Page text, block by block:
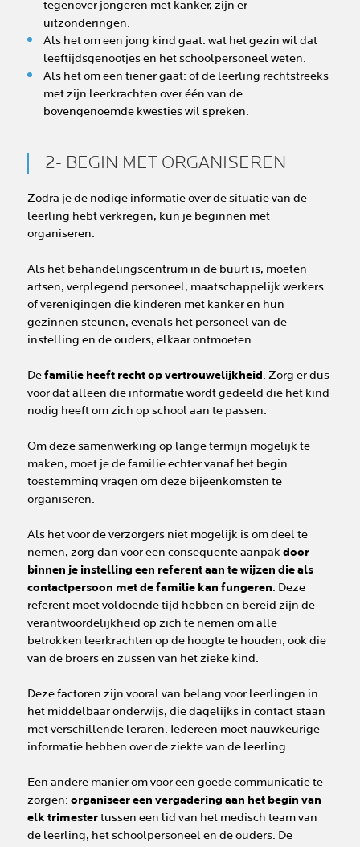
tegenover jongeren met kanker, zijn er
uitzonderingen.
Als het om een jong kind gaat: wat het gezin wil dat
leeftijdsgenootjes en het schoolpersoneel weten.
Als het om een tiener gaat: of de leerling rechtstreeks
met zijn leerkrachten over één van de
bovengenoemde kwesties wil spreken.
2- BEGIN MET ORGANISEREN
Zodra je de nodige informatie over de situatie van de
leerling hebt verkregen, kun je beginnen met
organiseren.
Als het behandelingscentrum in de buurt is, moeten
artsen, verplegend personeel, maatschappelijk werkers
of verenigingen die kinderen met kanker en hun
gezinnen steunen, evenals het personeel van de
instelling en de ouders, elkaar ontmoeten.
Defamilie heeft recht op vertrouwelijkheid. Zorg er dus
voor dat alleen die informatie wordt gedeeld die het kind
nodig heeft om zich op school aan te passen.
Om deze samenwerking op lange termijn mogelijk te
maken, moet je de familie echter vanaf het begin
toestemming vragen om deze bijeenkomsten te
organiseren.
Als het voor de verzorgers niet mogelijk is om deel te
nemen, zorg dan voor een consequente aanpakdoor
binnen je instelling een referent aan te wijzen die als
contactpersoon met de familie kan fungeren. Deze
referent moet voldoende tijd hebben en bereid zijn de
verantwoordelijkheid op zich te nemen om alle
betrokken leerkrachten op de hoogte te houden, ook die
van de broers en zussen van het zieke kind.
Deze factoren zijn vooral van belang voor leerlingen in
het middelbaar onderwijs, die dagelijks in contact staan
met verschillende leraren. Iedereen moet nauwkeurige
informatie hebben over de ziekte van de leerling.
Een andere manier om voor een goede communicatie te
zorgen: organiseer een vergadering aan het begin van
elk trimestertussen een lid van het medisch team van
de leerling, het schoolpersoneel en de ouders. De